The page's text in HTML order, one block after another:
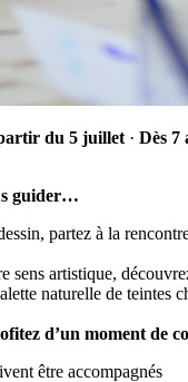
partir du 5 juillet · Dès 7
guider…
partez à la
sens artistique,
naturelle de teintes
d’un moment de
être accompagnés